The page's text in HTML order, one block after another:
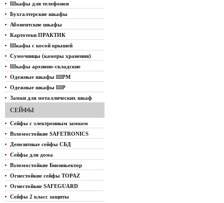
Шкафы для телефонов
Бухгалтерские шкафы
Абонентские шкафы
Картотеки ПРАКТИК
Шкафы с косой крышей
Сумочницы (камеры хранения)
Шкафы архивно-складские
Одежные шкафы ШРМ
Одежные шкафы ШР
Замки для металлических шкаф
СЕЙФЫ
Сейфы с электронным замком
Взломостойкие SAFETRONICS
Депозитные сейфы СБД
Сейфы для дома
Взломостойкие Биоиньектор
Огнестойкие сейфы TOPAZ
Огнестойкие SAFEGUARD
Сейфы 2 класс защиты